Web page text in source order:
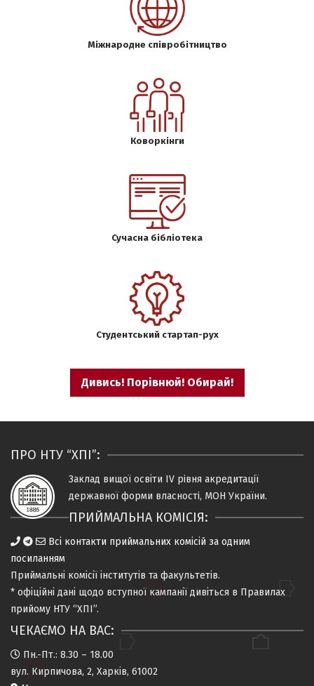
Міжнародне співробітництво
Коворкінги
Сучасна бібліотека
Студентський стартап-рух
Дивись! Порівнюй! Обирай!
ПРО НТУ “ХПІ”:
Заклад вищої освіти IV рiвня акредитацiї
державної форми власностi, МОН України.
ПРИЙМАЛЬНА КОМІСІЯ:
Всі контакти приймальних комісій за одним
посиланням
Приймальні комісії інститутів та факультетів.
* офіційні дані щодо вступної кампанії дивіться в Правилах
прийому НТУ “ХПІ”.
ЧЕКАЄМО НА ВАС:
Пн.-Пт.: 8.30 – 18.00
вул. Кирпичова, 2, Харків, 61002